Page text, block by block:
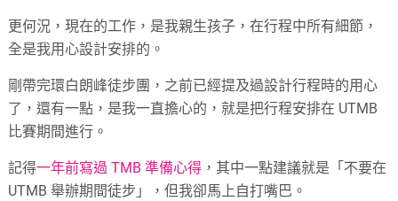
更何況，現在的工作，是我親生孩子，在行程中所有細節，
全是我用心設計安排的。
剛帶完環白朗峰徒步團，之前已經提及過設計行程時的用心
了，還有一點，是我一直擔心的，就是把行程安排在 UTMB
比賽期間進行。
記得一年前寫過 TMB 準備心得 ，其中一點建議就是「不要在
UTMB 舉辦期間徒步」，但我卻馬上自打嘴巴。